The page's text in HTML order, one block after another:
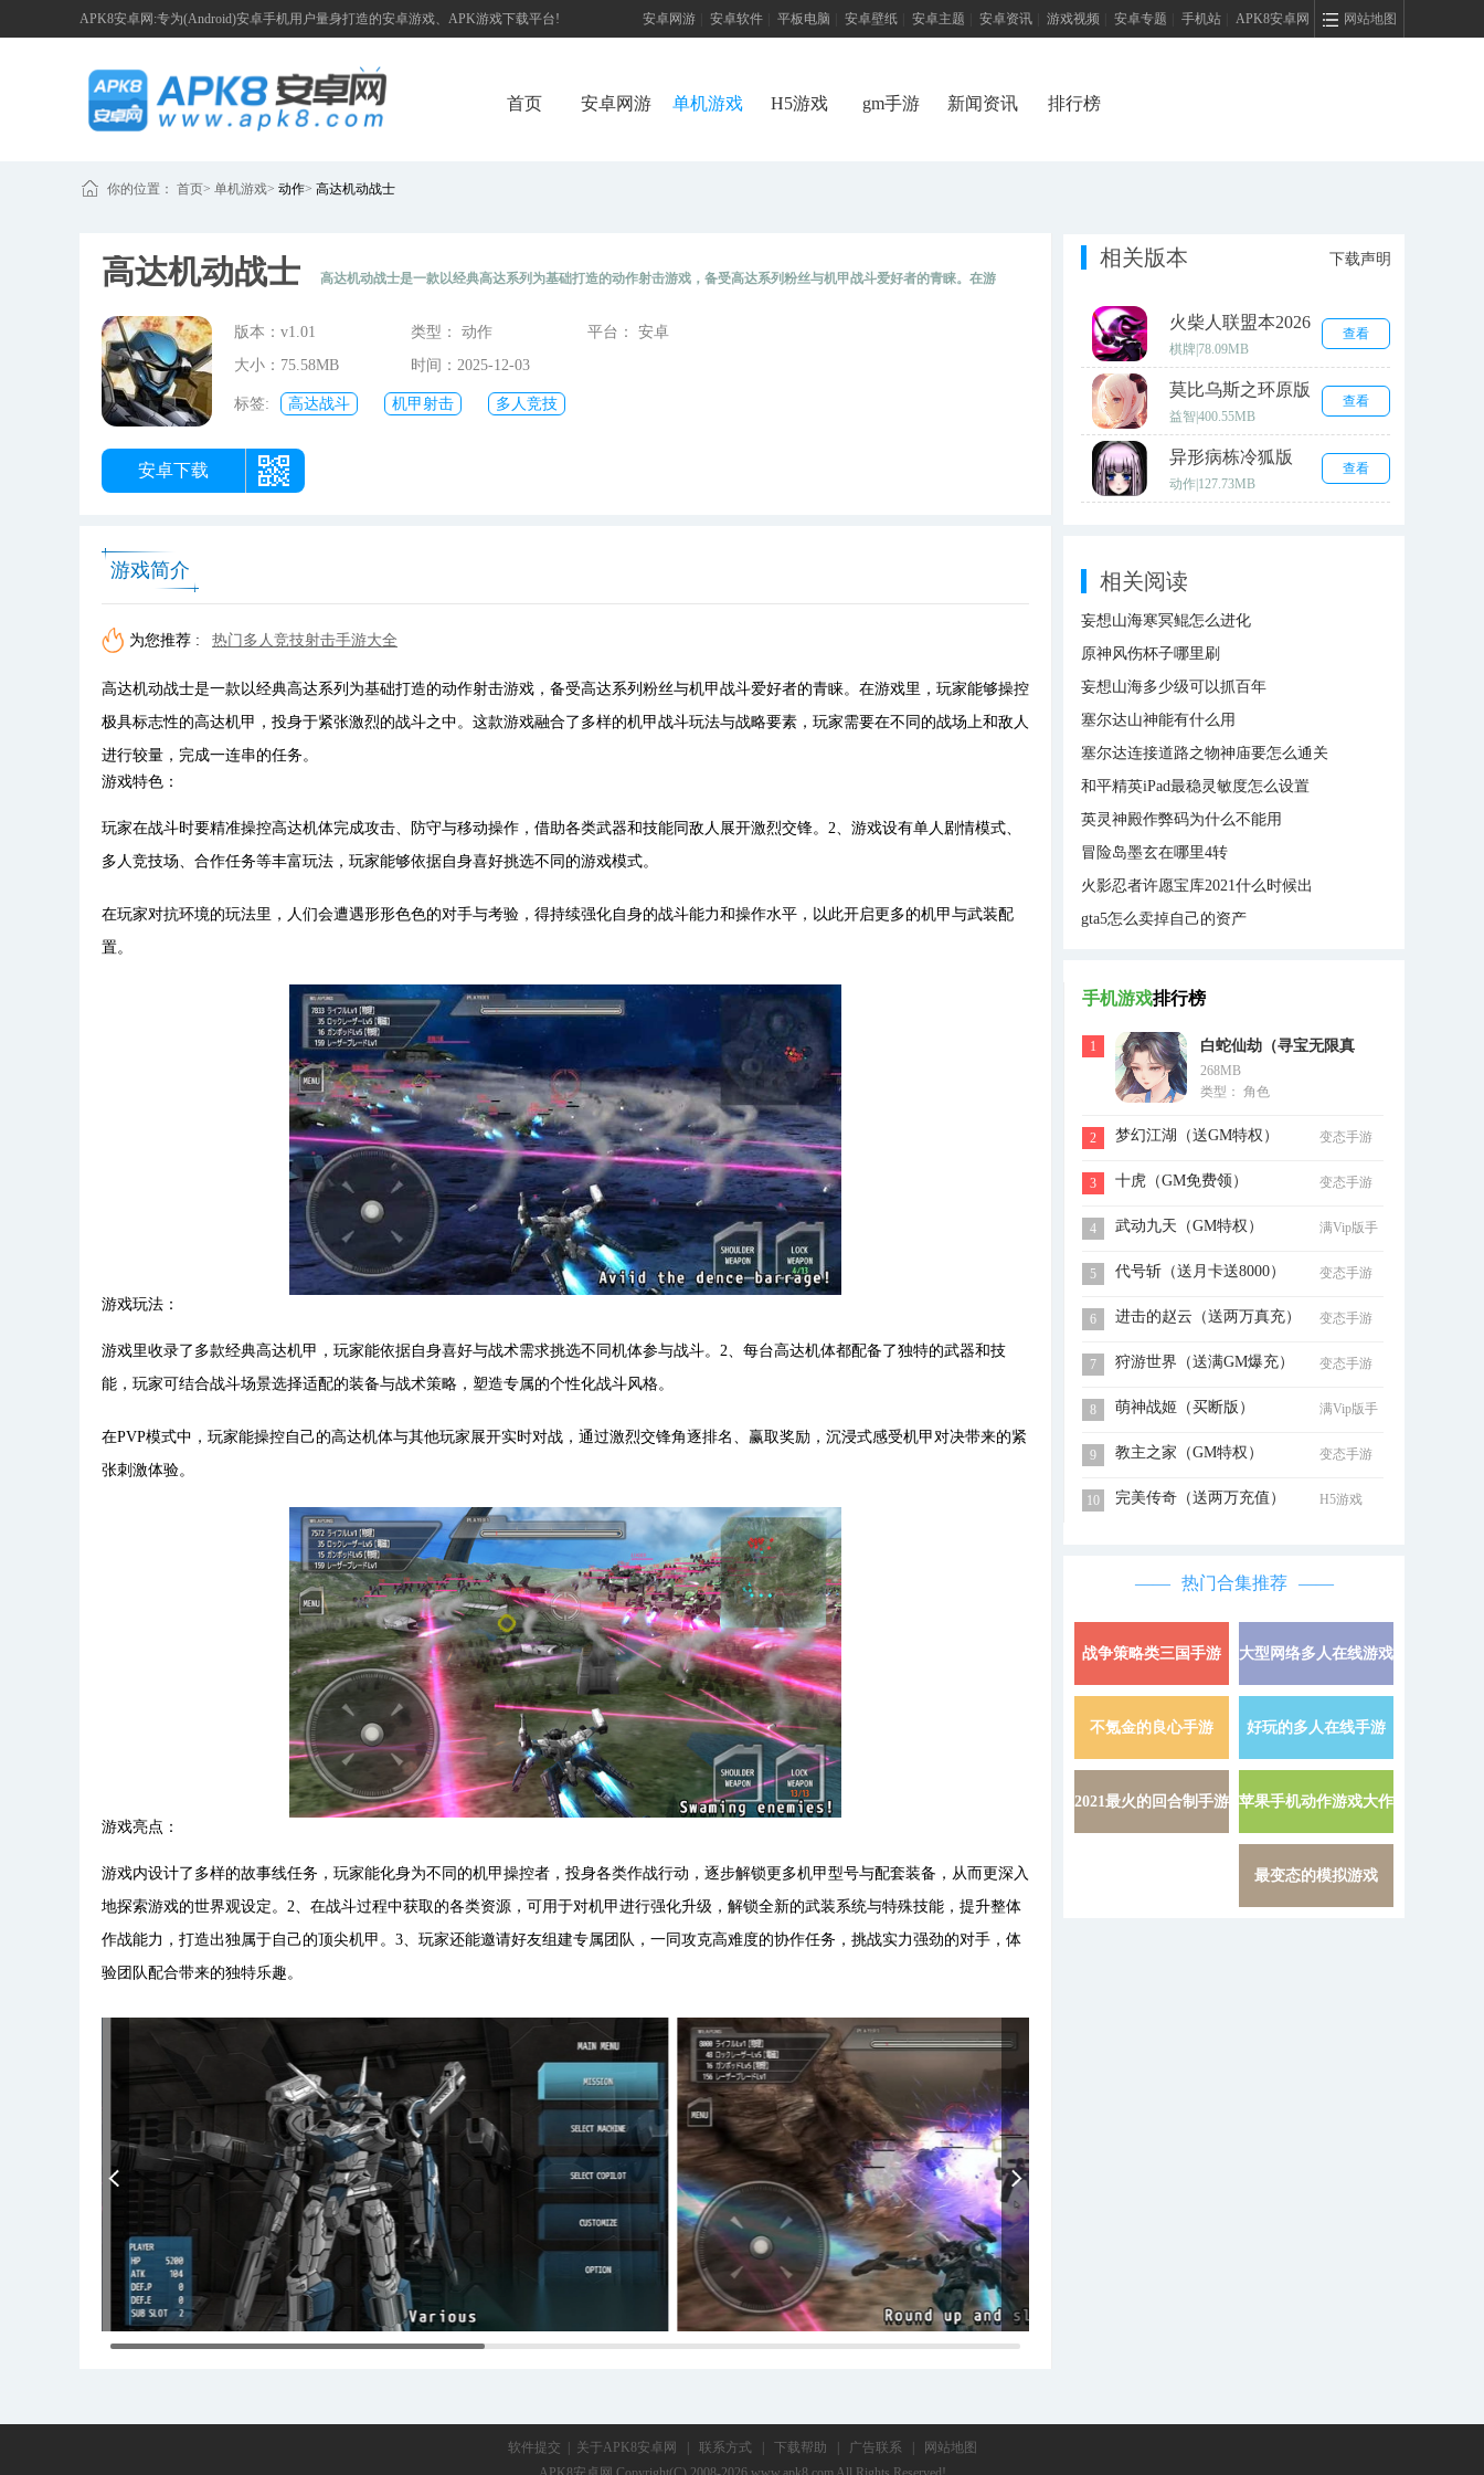
APK8安卓网:专为(Android)安卓手机用户量身打造的安卓游戏、APK游戏下载平台! 网站地图
安卓网游 安卓软件 平板电脑 安卓壁纸 安卓主题 安卓资讯 游戏视频 安卓专题 手机站 APK8安卓网
首页 安卓网游 单机游戏 H5游戏 gm手游 新闻资讯 排行榜
你的位置： 首页> 单机游戏> 动作> 高达机动战士
高达机动战士 高达机动战士是一款以经典高达系列为基础打造的动作射击游戏，备受高达系列粉丝与机甲战斗爱好者的青睐。在游
戏里，玩家能够操控极具标志性的高达机甲，投身于紧张激烈的战斗之中。这款游戏融合了多样的机甲战斗玩法与战略要素，玩家需要在不同的战场上和
敌人进行较量，完成一连串的任务。
版本：v1.01 类型： 动作
平台： 安卓
大小：75.58MB
时间：2025-12-03
01:12:32
标签: 高达战斗 机甲射击 多人竞技
安卓下载
游戏简介
为您推荐 : 热门多人竞技射击手游大全
高达机动战士是一款以经典高达系列为基础打造的动作射击游戏，备受高达系列粉丝与机甲战斗爱好者的青睐。在游戏里，玩家能够操控
极具标志性的高达机甲，投身于紧张激烈的战斗之中。这款游戏融合了多样的机甲战斗玩法与战略要素，玩家需要在不同的战场上和敌人
进行较量，完成一连串的任务。
游戏特色：
玩家在战斗时要精准操控高达机体完成攻击、防守与移动操作，借助各类武器和技能同敌人展开激烈交锋。2、游戏设有单人剧情模式、
多人竞技场、合作任务等丰富玩法，玩家能够依据自身喜好挑选不同的游戏模式。
在玩家对抗环境的玩法里，人们会遭遇形形色色的对手与考验，得持续强化自身的战斗能力和操作水平，以此开启更多的机甲与武装配
置。
游戏玩法：
游戏里收录了多款经典高达机甲，玩家能依据自身喜好与战术需求挑选不同机体参与战斗。2、每台高达机体都配备了独特的武器和技
能，玩家可结合战斗场景选择适配的装备与战术策略，塑造专属的个性化战斗风格。
在PVP模式中，玩家能操控自己的高达机体与其他玩家展开实时对战，通过激烈交锋角逐排名、赢取奖励，沉浸式感受机甲对决带来的紧
张刺激体验。
游戏亮点：
游戏内设计了多样的故事线任务，玩家能化身为不同的机甲操控者，投身各类作战行动，逐步解锁更多机甲型号与配套装备，从而更深入
地探索游戏的世界观设定。2、在战斗过程中获取的各类资源，可用于对机甲进行强化升级，解锁全新的武装系统与特殊技能，提升整体
作战能力，打造出独属于自己的顶尖机甲。3、玩家还能邀请好友组建专属团队，一同攻克高难度的协作任务，挑战实力强劲的对手，体
验团队配合带来的独特乐趣。
相关版本 下载声明
火柴人联盟本2026
安卓版
棋牌78.09MB
查看
莫比乌斯之环原版
益智400.55MB
查看
异形病栋冷狐版
动作 127.73MB
查看
相关阅读
妄想山海寒冥鲲怎么进化
原神风伤杯子哪里刷
妄想山海多少级可以抓百年
塞尔达山神能有什么用
塞尔达连接道路之物神庙要怎么通关
和平精英iPad最稳灵敏度怎么设置
英灵神殿作弊码为什么不能用
冒险岛墨玄在哪里4转
火影忍者许愿宝库2021什么时候出
gta5怎么卖掉自己的资产
手机游戏排行榜
1
白蛇仙劫（寻宝无限真
充）
268MB
类型： 角色
2 梦幻江湖（送GM特权） 变态手游
3 十虎（GM免费领） 变态手游
4 武动九天（GM特权）
满Vip版手
5
代号斩（送月卡送8000） 变态手游
6 进击的赵云（送两万真充） 变态手游
7 狩游世界（送满GM爆充） 变态手游
8 萌神战姬（买断版）
满Vip版手
9
教主之家（GM特权） 变态手游
10 完美传奇（送两万充值） H5游戏
热门合集推荐
战争策略类三国手游 详情 »
大型网络多人在线游戏
不氪金的良心手游 详情 »
好玩的多人在线手游
2021最火的回合制手游 详情 »
苹果手机动作游戏大作
最变态的模拟游戏
软件提交 | 关于APK8安卓网 | 联系方式 | 下载帮助 | 广告联系 |
网站地图